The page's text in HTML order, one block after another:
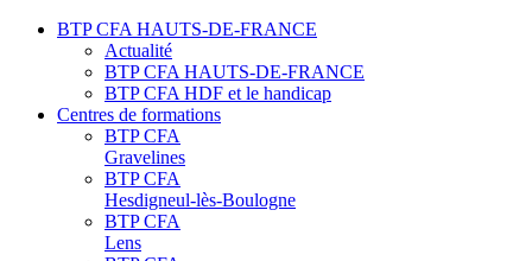
BTP CFA HAUTS-DE-FRANCE
Actualité
BTP CFA HAUTS-DE-FRANCE
BTP CFA HDF et le handicap
Centres de formations
BTP CFA
Gravelines
BTP CFA
Hesdigneul-lès-Boulogne
BTP CFA
Lens